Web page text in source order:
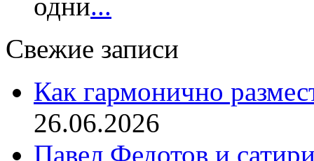
одни...
Свежие записи
Как гармонично
26.06.2026
Павел Федотов и